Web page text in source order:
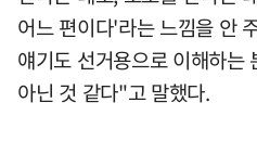
어느 편이다'라는 느낌을 안
얘기도 선거용으로 이해하는
아닌 것 같다"고 말했다.